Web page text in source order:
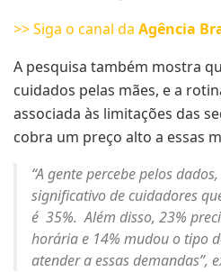
>> Siga o canal da Agência
A pesquisa também mostra
cuidados pelas mães, e a
associada às limitações das
cobra um preço alto a essas
“A gente percebe pelos
significativo de cuidadores
é 35%. Além disso, 23%
horária e 14% mudou o tipo
atender a essas demandas”,